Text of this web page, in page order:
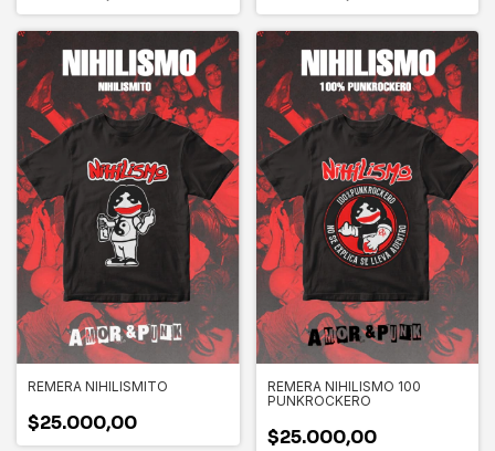
REMERA NIHILISMITO
$25.000,00
REMERA NIHILISMO 100
PUNKROCKERO
$25.000,00